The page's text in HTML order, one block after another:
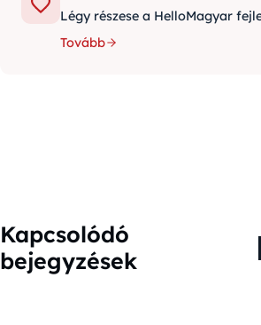
Légy részese a HelloMagyar
Tovább
Kapcsolódó
bejegyzések